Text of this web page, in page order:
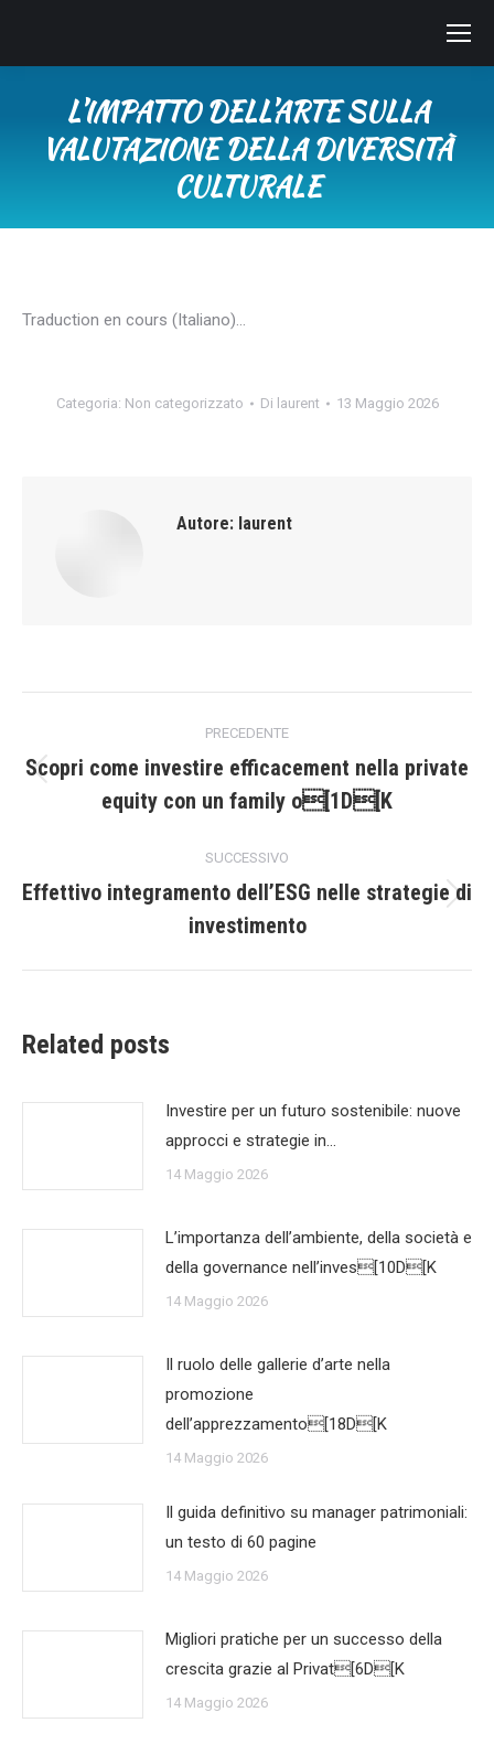
L’IMPATTO DELL’ARTE SULLA
VALUTAZIONE DELLA DIVERSITÀ
CULTURALE
Traduction en cours (Italiano)…
Categoria: Non categorizzato Di laurent 13 Maggio 2026
Autore: laurent
tra
PRECEDENTE
precedente:
Scopri come investire efficacement nella private
equity con un family o[1D[K
SUCCESSIVO
post:
Effettivo integramento dell’ESG nelle strategie di
investimento
Related posts
Investire per un futuro sostenibile: nuove
approcci e strategie in…
14 Maggio 2026
L’importanza dell’ambiente, della società e
della governance nell’inves[10D[K
14 Maggio 2026
Il ruolo delle gallerie d’arte nella
promozione
dell’apprezzamento[18D[K
14 Maggio 2026
Il guida definitivo su manager patrimoniali:
un testo di 60 pagine
14 Maggio 2026
Migliori pratiche per un successo della
crescita grazie al Privat[6D[K
14 Maggio 2026